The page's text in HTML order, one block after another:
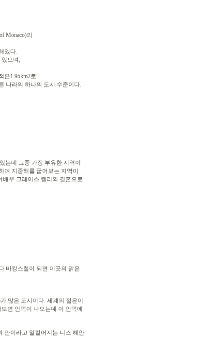
Monaco)의
있다.
으며,
은1.95km2로
나라의 하나의 도시 수준이다.
는데 그중 가장 부유한 지역이
여 지중해를 굽어보는 지역이
배우 그레이스 켈리의 결혼으로
바캉스철이 되면 이곳의 맑은
많은 도시이다. 세계의 젊은이
면 언덕이 나오는데 이 언덕에
만이라고 일컬어지는 니스 해안